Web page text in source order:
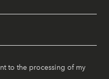
to the processing of my